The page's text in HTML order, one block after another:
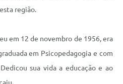
região.
em 12 de novembro de 1956, era
em Psicopedagogia e com
sua vida a educação e ao